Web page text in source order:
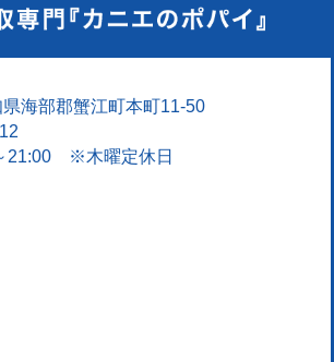
海部郡蟹江町本町11-50
21:00 ※木曜定休日